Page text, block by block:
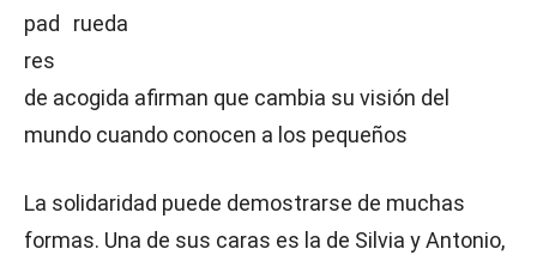
pad
res
de acogida afirman que cambia su visión del
mundo cuando conocen a los pequeños
La solidaridad puede demostrarse de muchas
formas. Una de sus caras es la de Silvia y Antonio,